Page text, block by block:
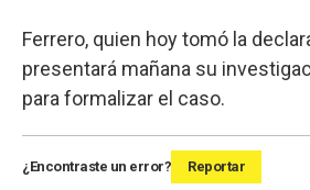
Ferrero, quien hoy tomó la
presentará mañana su
para formalizar el caso.
¿Encontraste un error? Reportar